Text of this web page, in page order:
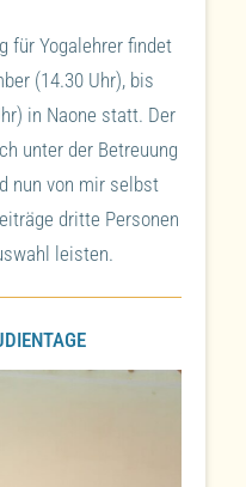
für Yogalehrer findet
(14.30 Uhr), bis
in Naone statt. Der
unter der Betreuung
nun von mir selbst
dritte Personen
leisten.